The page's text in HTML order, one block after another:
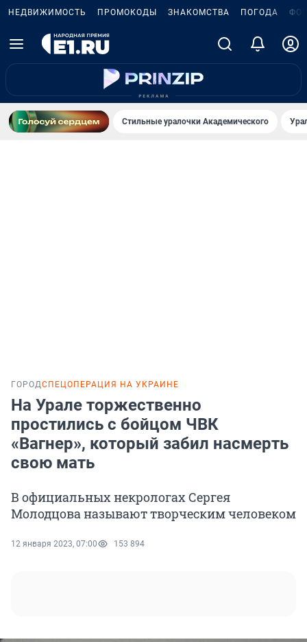
НЕДВИЖИМОСТЬ ПРОМОКОДЫ ЗНАКОМСТВА ПОГОДА
Стильные уралочки Академического
ГОРОДСПЕЦОПЕРАЦИЯ НА УКРАИНЕ
На Урале торжественно
простились с бойцом ЧВК
«Вагнер», который забил насмерть
свою мать
В официальных некрологах Сергея
Молодцова называют творческим человеком
12 января 2023, 07:00 153 894